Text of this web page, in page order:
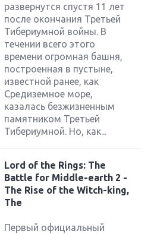
развернутся спустя 11 лет
после окончания Третьей
Тибериумной войны. В
течении всего этого
времени огромная башня,
построенная в пустыне,
известной ранее, как
Средиземное море,
казалась безжизненным
памятником Третьей
Тибериумной. Но, как...
Lord of the Rings: The
Battle for Middle-earth 2 -
The Rise of the Witch-king,
The
Первый официальный